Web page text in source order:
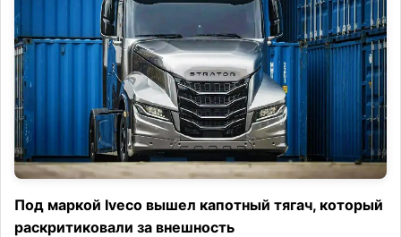
Под маркой Iveco вышел капотный тягач, который
раскритиковали за внешность